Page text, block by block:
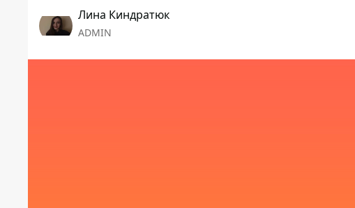
Лина Киндратюк
ADMIN